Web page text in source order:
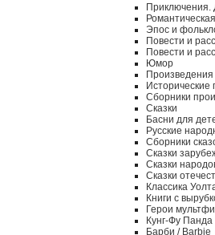
Приключения.
Эпос и
Повести и
Повести и
Юмор
Исторические
Сборники
Сказки
Басни для
Русские
Сборники
Сказки
Сказки
Сказки
Классика
Книги с
Герои
Кунг-Фу Панда
Барби / Barbie